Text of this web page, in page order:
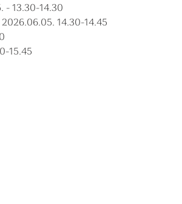
- 13.30-14.30
14.30-14.45
15.45